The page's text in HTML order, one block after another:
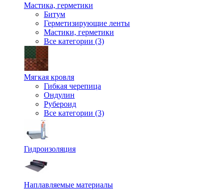
Мастика, герметики
Битум
Герметизирующие ленты
Мастики, герметики
Все категории (3)
Мягкая кровля
Гибкая черепица
Ондулин
Рубероид
Все категории (3)
Гидроизоляция
Наплавляемые материалы